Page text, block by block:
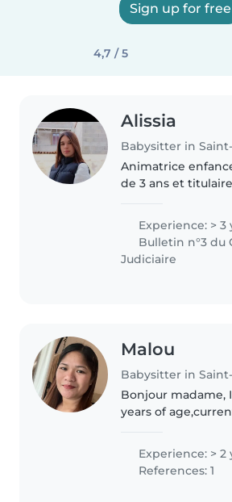
Sign up for free
4,7 / 5
Alissia
Animatrice
de 3 ans et
Enfant,je souhaite
temps libre en
vos loulous. Je suis
Experience: > 3
Bulletin n°3 du
Judiciaire
Malou
Babysitter in
Bonjour madame, Im Malou 38
years of
in the morning,I
the philippines.I
Experience: > 2
References: 1